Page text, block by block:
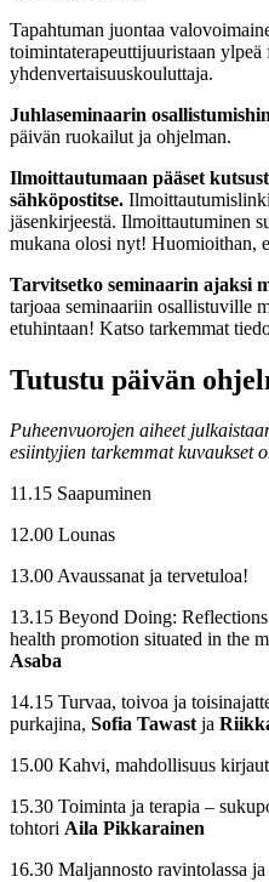
Tapahtuman juontaa
toimintaterapeuttijuuristaan
yhdenvertaisuuskouluttaja.
Juhlaseminaarin
päivän ruokailut ja ohjelman.
Ilmoittautumaan pääset
sähköpostitse.
jäsenkirjeestä. Ilmoittautuminen
mukana olosi nyt! Huomioithan,
Tarvitsetko seminaarin ajaksi
tarjoaa seminaariin osallistuville
etuhintaan! Katso tarkemmat
Tutustu päivän
Puheenvuorojen aiheet
esiintyjien tarkemmat kuvaukset
11.15 Saapuminen
12.00 Lounas
13.00 Avaussanat ja tervetuloa!
13.15 Beyond Doing:
health promotion situated in the
Asaba
14.15 Turvaa, toivoa ja
purkajina, Sofia Tawastja
15.00 Kahvi, mahdollisuus
15.30 Toiminta ja terapia –
tohtori Aila Pikkarainen
16.30 Maljannosto ravintolassa